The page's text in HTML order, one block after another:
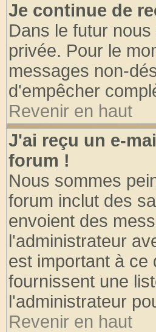
Je continue de
Dans le futur
privée. Pour le
messages non-
d'empêcher
Revenir en haut
J'ai reçu un e-
forum !
Nous sommes
forum inclut des
envoient des
l'administrateur
est important à ce
fournissent une
l'administrateur
Revenir en haut